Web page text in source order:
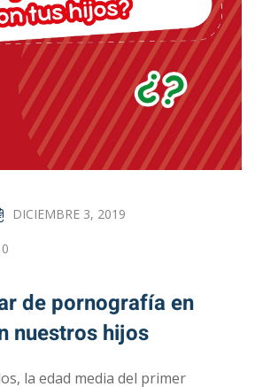
DICIEMBRE 3, 2019
de pornografía en
nuestros hijos
la edad media del primer